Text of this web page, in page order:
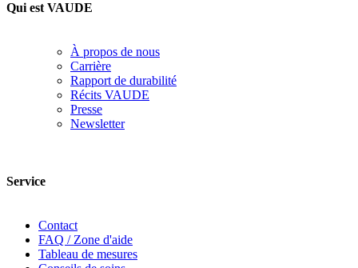
Qui est VAUDE
À propos de nous
Carrière
Rapport de durabilité
Récits VAUDE
Presse
Newsletter
Service
Contact
FAQ / Zone d'aide
Tableau de mesures